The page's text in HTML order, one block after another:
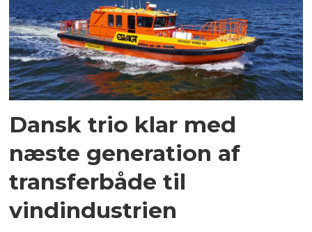
Dansk trio klar med
næste generation af
transferbåde til
vindindustrien